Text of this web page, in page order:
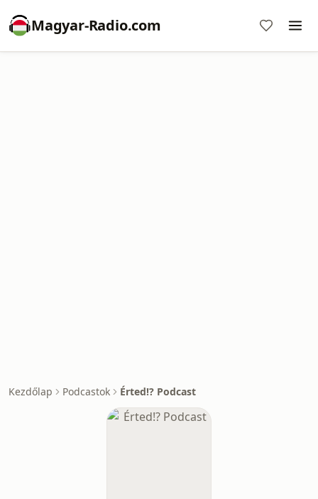
Magyar-Radio.com
Kezdőlap Podcastok Érted!? Podcast